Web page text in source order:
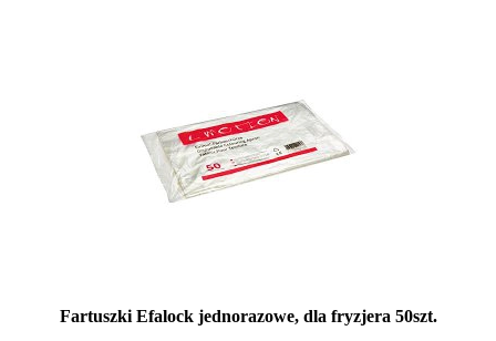
Fartuszki Efalock jednorazowe, dla fryzjera 50szt.